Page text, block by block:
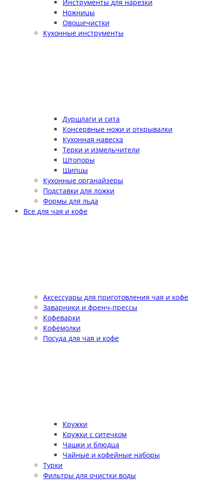
Инструменты для нарезки
Ножницы
Овощечистки
Кухонные инструменты
Дуршлаги и сита
Консервные ножи и открывалки
Кухонная навеска
Терки и измельчители
Штопоры
Щипцы
Кухонные органайзеры
Подставки для ложки
Формы для льда
Все для чая и кофе
Аксессуары для приготовления чая и кофе
Заварники и френч-прессы
Кофеварки
Кофемолки
Посуда для чая и кофе
Кружки
Кружки с ситечком
Чашки и блюдца
Чайные и кофейные наборы
Турки
Фильтры для очистки воды